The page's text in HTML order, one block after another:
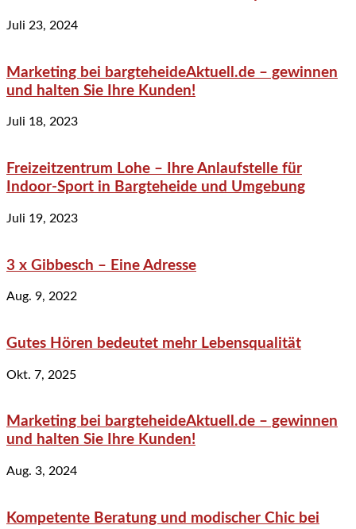
Juli 23, 2024
Marketing bei bargteheideAktuell.de – gewinnen
und halten Sie Ihre Kunden!
Juli 18, 2023
Freizeitzentrum Lohe – Ihre Anlaufstelle für
Indoor-Sport in Bargteheide und Umgebung
Juli 19, 2023
3 x Gibbesch – Eine Adresse
Aug. 9, 2022
Gutes Hören bedeutet mehr Lebensqualität
Okt. 7, 2025
Marketing bei bargteheideAktuell.de – gewinnen
und halten Sie Ihre Kunden!
Aug. 3, 2024
Kompetente Beratung und modischer Chic bei